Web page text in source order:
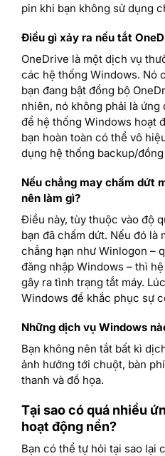
pin khi bạn không sử dụng
Điều gì xảy ra nếu tắt
OneDrive là một dịch vụ
các hệ thống Windows. Nó
bạn đang bật đồng bộ
nhiên, nó không phải là
để hệ thống Windows hoạt
bạn hoàn toàn có thể vô
dụng hệ thống backup/
Nếu chẳng may chấm dứt
nên làm gì?
Điều này, tùy thuộc vào độ
bạn đã chấm dứt. Nếu đó là
chẳng hạn như Winlogon –
đăng nhập Windows – thì
gây ra tình trạng tắt máy.
Windows để khắc phục sự
Những dịch vụ Windows
Bạn không nên tắt bất kì
ảnh hưởng tới chuột, bàn
thanh và đồ họa.
Tại sao có quá nhiều
hoạt động nền?
Bạn có thể tự hỏi tại sao lại